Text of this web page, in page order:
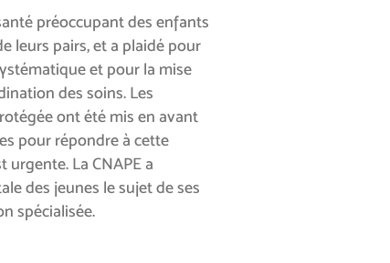
préoccupant des enfants
leurs pairs, et a plaidé pour
et pour la mise
des soins. Les
ont été mis en avant
pour répondre à cette
La CNAPE a
des jeunes le sujet de ses
spécialisée.